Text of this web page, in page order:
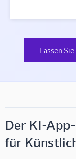
Lassen
Der KI-
für